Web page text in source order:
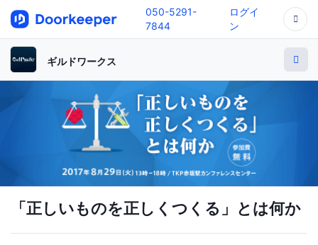
050-5291-
7844
ログイ
ン
ギルドワークス
「正しいものを正しくつくる」とは何か